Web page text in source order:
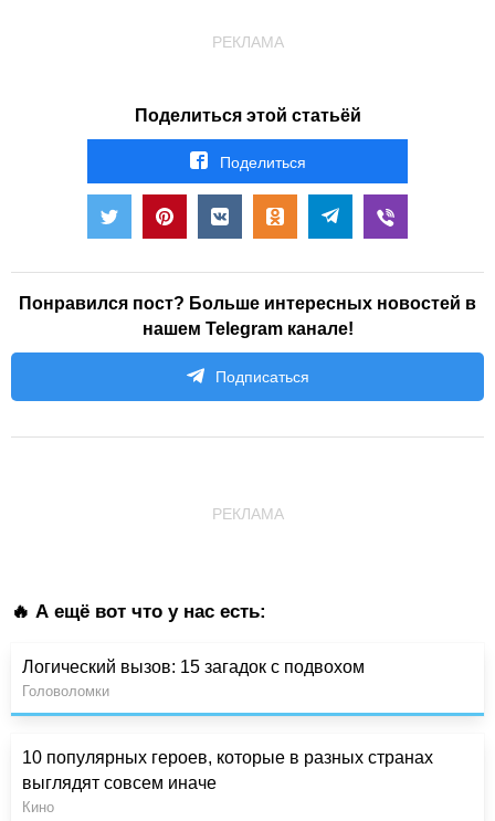
РЕКЛАМА
Поделиться этой статьёй
Поделиться
Понравился пост? Больше интересных новостей в
нашем Telegram канале!
Подписаться
РЕКЛАМА
🔥 А ещё вот что у нас есть:
Логический вызов: 15 загадок с подвохом
Головоломки
10 популярных героев, которые в разных странах
выглядят совсем иначе
Кино